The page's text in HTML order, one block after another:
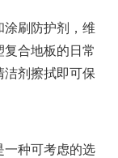
刷防护剂，维
合地板的日常
剂擦拭即可保
一种可考虑的选